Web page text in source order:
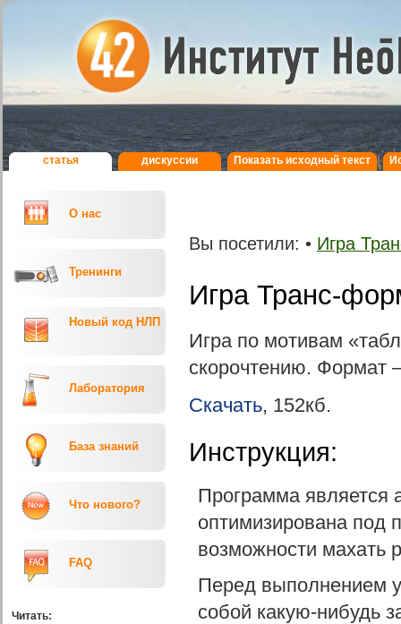
статья дискуcсии Показать исходный текст
Вы посетили: • Игра
Игра Транс-
Игра по мотивам
скорочтению. Формат
Скачать, 152кб.
Инструкция:
Программа является
оптимизирована под
возможности махать
Перед выполнением
собой какую-нибудь
О нас
Тренинги
Новый код НЛП
Лаборатория
База знаний
Что нового?
FAQ
Читать: